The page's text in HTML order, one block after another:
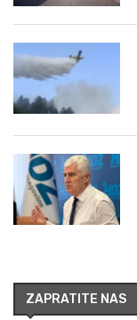
ZAPRATITE NAS